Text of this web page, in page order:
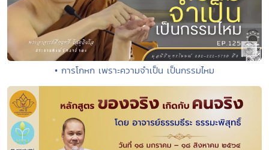
• การโกหก เพราะความจำเป็น เป็นกรรมไหม